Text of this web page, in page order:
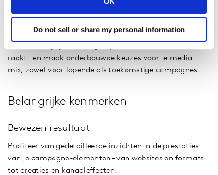
Do not sell or share my personal information
Profiteer van actiegerichte inzichten in wat écht werkt.
raakt – en maak onderbouwde keuzes voor je media-
mix, zowel voor lopende als toekomstige campagnes.
Belangrijke kenmerken
Bewezen resultaat
Profiteer van gedetailleerde inzichten in de prestaties
van je campagne-elementen – van websites en formats
tot creaties en kanaaleffecten.